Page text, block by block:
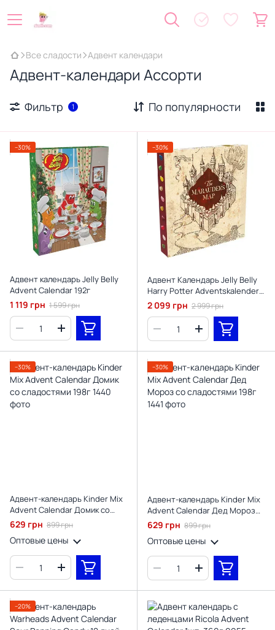
Все сладости Адвент календари
Адвент-календари Ассорти
Фильтр 1 По популярности
−30%
Адвент календарь Jelly Belly
Advent Calendar 192г
1 119 грн 1 599 грн
−30%
Адвент Календарь Jelly Belly
Harry Potter Adventskalender
"The Marauder's Map" с
желейными бобами и картой
мародеров 192 г.
2 099 грн 2 999 грн
−30%
Адвент-календарь Kinder Mix
Advent Calendar Домик со
сладостями 198г
629 грн 899 грн
Оптовые цены
−30%
Адвент-календарь Kinder Mix
Advent Calendar Дед Мороз
со сладостями 198г
629 грн 899 грн
Оптовые цены
−20%